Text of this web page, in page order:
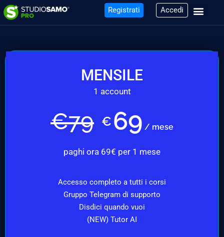
Registrati Accedi
MENSILE
1 account
€79 € 69 / mese
paghi ora 69€ per 1 mese
Accesso completo a tutti i corsi
Gruppo Telegram di supporto
Disdici quando vuoi
(NEW) Tutor AI